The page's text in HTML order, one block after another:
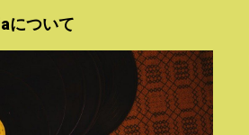
について